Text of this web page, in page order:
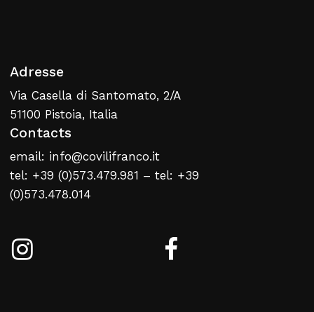
Adresse
Via Casella di Santomato, 2/A
51100 Pistoia, Italia
Contacts
email: info@covilifranco.it
tel: +39 (0)573.479.981 – tel: +39
(0)573.478.014